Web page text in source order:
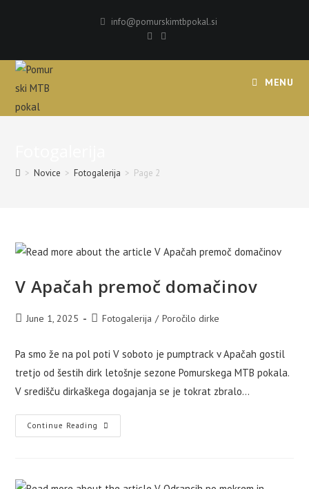
info@pomurskimtbpokal.si
MENU
> Novice > Fotogalerija > Page 2
V Apačah premoč domačinov
PostJune 1, 2025
PostFotogalerija / Poročilo dirke
Pa smo že na pol poti V soboto je pumptrack v Apačah gostil
tretjo od šestih dirk letošnje sezone Pomurskega MTB pokala.
V središču dirkaškega dogajanja se je tokrat zbralo…
Continue Reading
Apačah